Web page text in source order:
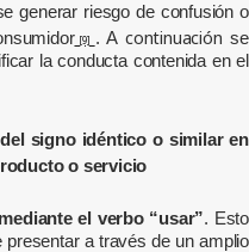
generar riesgo de confusión o
[9] . A continuación se
la conducta contenida en el
signo idéntico o similar en
o servicio
el verbo “usar”. Esto
presentar a través de un amplio